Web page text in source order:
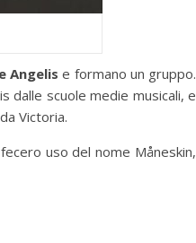
Angelis e formano un gruppo.
dalle scuole medie musicali, e
Victoria.
uso del nome Måneskin,